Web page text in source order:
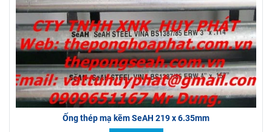
Ống thép mạ kẽm SeAH 219 x 6.35mm